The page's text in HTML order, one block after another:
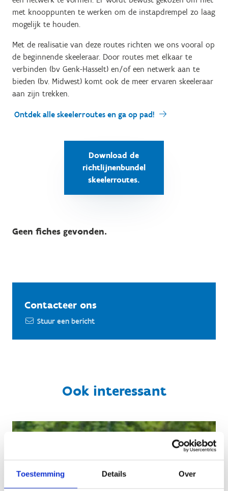
Toestemming Details Over
met knooppunten te werken om de instapdrempel zo laag
mogelijk te houden.
Met de realisatie van deze routes richten we ons vooral op
de beginnende skeeleraar. Door routes met elkaar te
verbinden (bv Genk-Hasselt) en/of een netwerk aan te
bieden (bv. Midwest) komt ook de meer ervaren skeeleraar
aan zijn trekken.
Ontdek alle skeelerroutes en ga op pad!
Download de
richtlijnenbundel
skeelerroutes.
Geen fiches gevonden.
Contacteer ons
Stuur een bericht
Ook interessant